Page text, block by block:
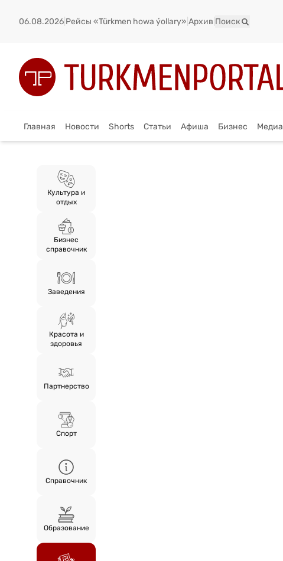
06.08.2026 Рейсы «Türkmen howa ýollary» Архив Поиск
Главная Новости Shorts Статьи Афиша Бизнес Медиа
Культура и
отдых
Бизнес
справочник
Заведения
Красота и
здоровья
Партнерство
Спорт
Справочник
Образование